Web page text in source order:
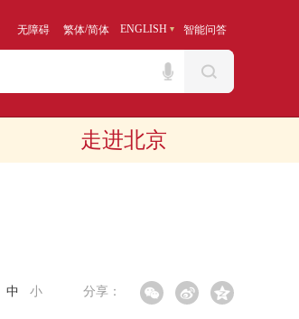
无障碍 繁体/简体 ENGLISH 智能问答
走进北京
分享：
中 小